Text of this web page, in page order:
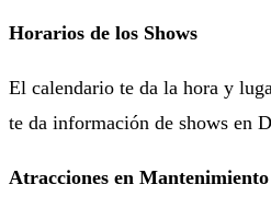
Horarios de los Shows
El calendario te da la hora y
te da información de shows en
Atracciones en Mantenimiento